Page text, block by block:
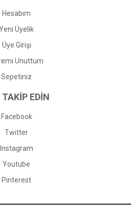
Hesabım
Üyelik
Üye Girişi
Unuttum
Sepetiniz
EDİN
Facebook
Twitter
Instagram
Youtube
Pinterest